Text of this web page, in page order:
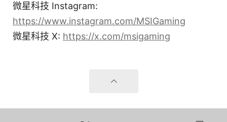
微星科技 Instagram:
https://www.instagram.com/MSIGaming
微星科技 X: https://x.com/msigaming